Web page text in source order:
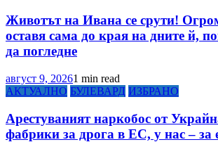
Животът на Ивана се срути!
оставя сама до края на дните й,
да погледне
август 9, 20261 min read
АКТУАЛНО БУЛЕВАРД ИЗБРАНО
Арестуваният наркобос от
фабрики за дрога в ЕС, у нас – за